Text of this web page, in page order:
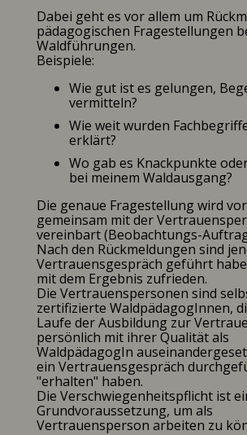
Dabei geht es vor allem um
pädagogischen Fragestellungen
Waldführungen.
Beispiele:
Wie gut ist es gelungen,
vermitteln?
Wie weit wurden
erklärt?
Wo gab es Knackpunkte
bei meinem Waldausgang?
Die genaue Fragestellung wird
gemeinsam mit der
vereinbart (Beobachtungs-
Nach den Rückmeldungen sind
Vertrauensgespräch geführt
mit dem Ergebnis zufrieden.
Die Vertrauenspersonen sind
zertifizierte WaldpädagogInnen,
Laufe der Ausbildung zur
persönlich mit ihrer Qualität als
WaldpädagogIn
ein Vertrauensgespräch
"erhalten" haben.
Die Verschwiegenheitspflicht ist
Grundvoraussetzung, um als
Vertrauensperson arbeiten zu